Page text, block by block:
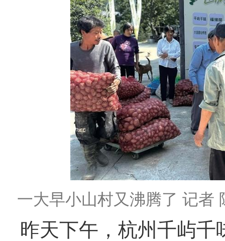
一大早小山村又沸腾了 记者
昨天下午，杭州千屿